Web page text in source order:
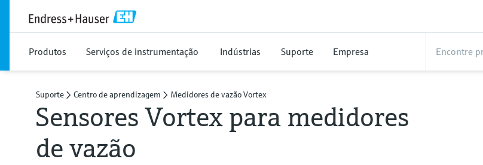
Produtos Serviços de instrumentação Indústrias Suporte Empresa
Suporte Centro de aprendizagem Medidores de vazão Vortex
Sensores Vortex para medidores
de vazão